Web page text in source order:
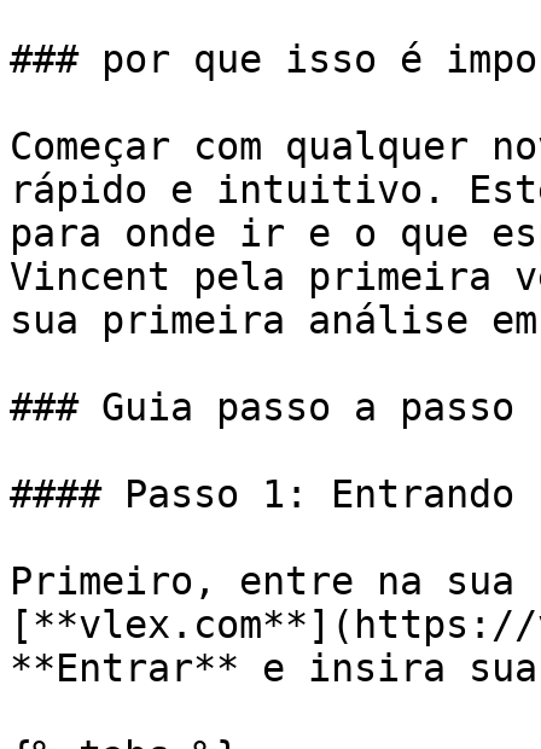
### por que isso é
Começar com qualquer
rápido e intuitivo.
para onde ir e o que
Vincent pela primeira
sua primeira análise
### Guia passo a passo
#### Passo 1: Entrando
Primeiro, entre na sua
**Entrar** e insira